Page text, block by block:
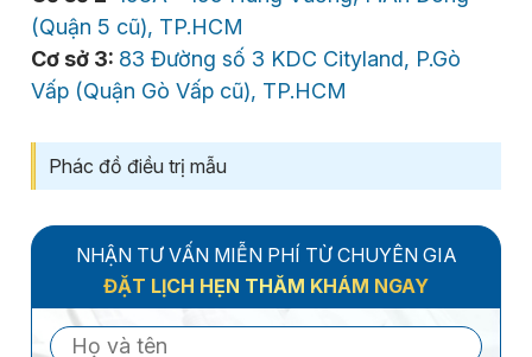
(Quận 5 cũ), TP.HCM
Cơ sở 3: 83 Đường số 3 KDC Cityland, P.Gò
Vấp (Quận Gò Vấp cũ), TP.HCM
Phác đồ điều trị mẫu
NHẬN TƯ VẤN MIỄN PHÍ TỪ CHUYÊN GIA
ĐẶT LỊCH HẸN THĂM KHÁM NGAY